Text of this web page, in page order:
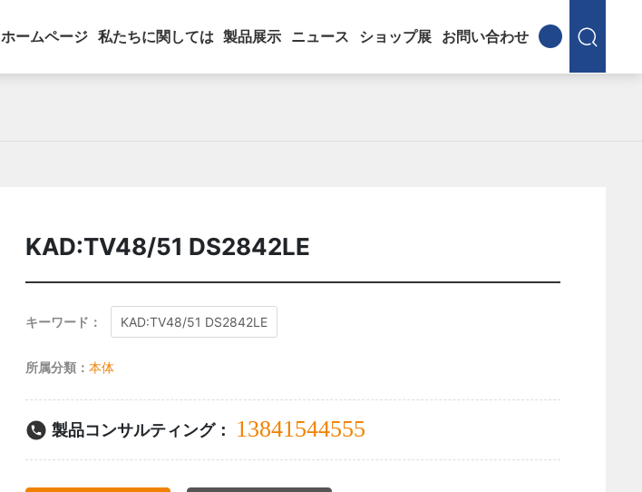
ホームページ 私たちに関しては 製品展示 ニュース ショップ展 お問い合わせ
KAD:TV48/51 DS2842LE
キーワード： KAD:TV48/51 DS2842LE
所属分類： 本体
製品コンサルティング： 13841544555